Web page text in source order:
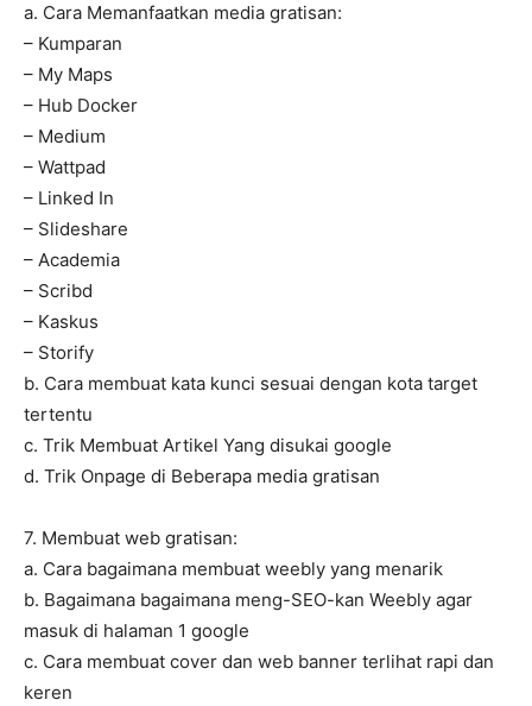
a. Cara Memanfaatkan media gratisan:
– Kumparan
– My Maps
– Hub Docker
– Medium
– Wattpad
– Linked In
– Slideshare
– Academia
– Scribd
– Kaskus
– Storify
b. Cara membuat kata kunci sesuai dengan kota target
tertentu
c. Trik Membuat Artikel Yang disukai google
d. Trik Onpage di Beberapa media gratisan
7. Membuat web gratisan:
a. Cara bagaimana membuat weebly yang menarik
b. Bagaimana bagaimana meng-SEO-kan Weebly agar
masuk di halaman 1 google
c. Cara membuat cover dan web banner terlihat rapi dan
keren